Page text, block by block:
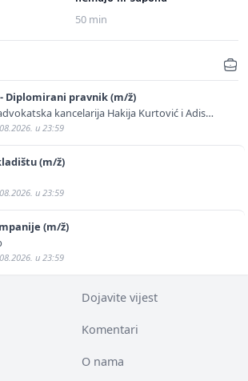
50 min
Diplomirani pravnik (m/ž)
kancelarija Hakija Kurtović i Adis
u 23:59
(m/ž)
u 23:59
(m/ž)
u 23:59
Dojavite vijest
Komentari
O nama